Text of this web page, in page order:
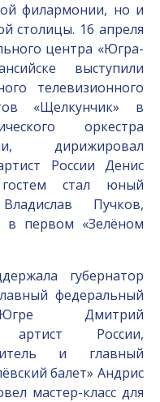
филармонии, но и
столицы. 16 апреля
центра «Югра-
выступили
телевизионного
«Щелкунчик» в
оркестра
дирижировал
России Денис
стал юный
Пучков,
в первом «Зелёном
губернатор
федеральный
Дмитрий
артист России,
и главный
балет» Андрис
мастер-класс для